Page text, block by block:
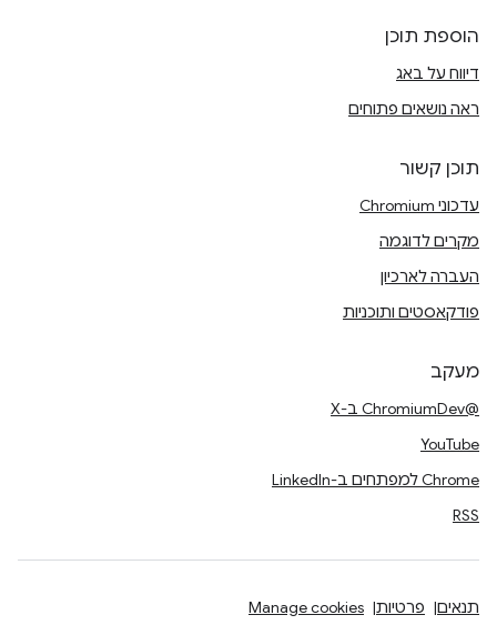
הוספת תוכן
דיווח על באג
ראה נושאים פתוחים
תוכן קשור
עדכוני Chromium
מקרים לדוגמה
העברה לארכיון
פודקאסטים ותוכניות
מעקב
@ChromiumDev ב-X
YouTube
Chrome למפתחים ב-LinkedIn
RSS
תנאים פרטיות Manage cookies